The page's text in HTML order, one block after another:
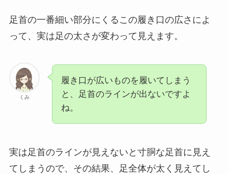
足首の一番細い部分にくるこの履き口の広さによ
って、実は足の太さが変わって見えます。
くみ
履き口が広いものを履いてしまう
と、足首のラインが出ないですよ
ね。
実は足首のラインが見えないと寸胴な足首に見え
てしまうので、その結果、足全体が太く見えてし